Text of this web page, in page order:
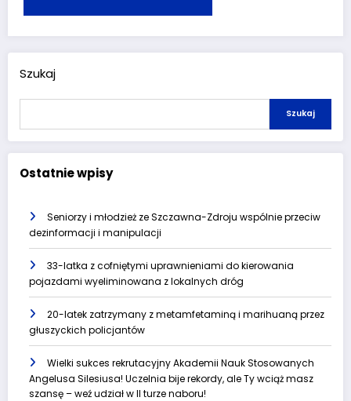
Szukaj
Szukaj
Ostatnie wpisy
Seniorzy i młodzież ze Szczawna-Zdroju wspólnie przeciw
dezinformacji i manipulacji
33-latka z cofniętymi uprawnieniami do kierowania
pojazdami wyeliminowana z lokalnych dróg
20-latek zatrzymany z metamfetaminą i marihuaną przez
głuszyckich policjantów
Wielki sukces rekrutacyjny Akademii Nauk Stosowanych
Angelusa Silesiusa! Uczelnia bije rekordy, ale Ty wciąż masz
szansę – weź udział w II turze naboru!